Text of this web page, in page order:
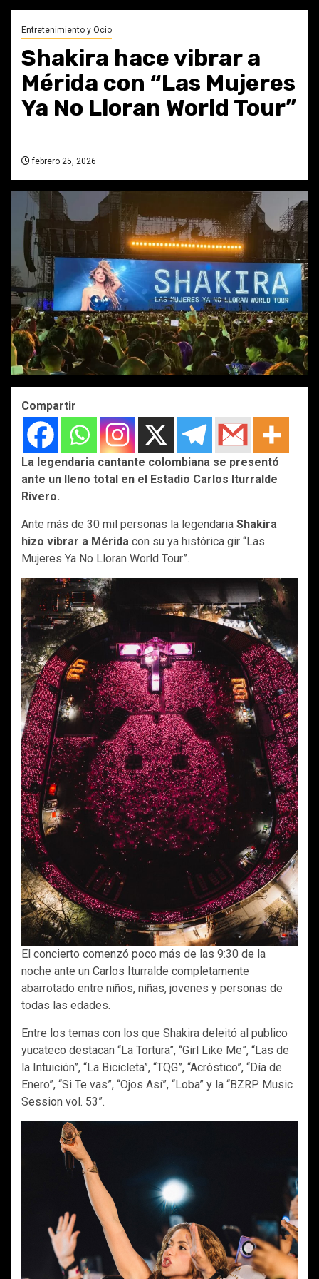
Entretenimiento y Ocio
Shakira hace vibrar a
Mérida con “Las Mujeres
Ya No Lloran World Tour”
febrero 25, 2026
Compartir
La legendaria cantante colombiana se presentó
ante un lleno total en el Estadio Carlos Iturralde
Rivero.
Ante más de 30 mil personas la legendaria Shakira
hizo vibrar a Mérida con su ya histórica gir “Las
Mujeres Ya No Lloran World Tour”.
El concierto comenzó poco más de las 9:30 de la
noche ante un Carlos Iturralde completamente
abarrotado entre niños, niñas, jovenes y personas de
todas las edades.
Entre los temas con los que Shakira deleitó al publico
yucateco destacan “La Tortura”, “Girl Like Me”, “Las de
la Intuición”, “La Bicicleta”, “TQG”, “Acróstico”, “Día de
Enero”, “Si Te vas”, “Ojos Así”, “Loba” y la “BZRP Music
Session vol. 53”.